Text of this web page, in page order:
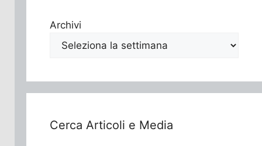
Archivi
Cerca Articoli e Media